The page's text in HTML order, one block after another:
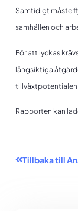
Samtidigt måste
samhällen och
För att lyckas
långsiktiga
tillväxtpotentialen
Rapporten kan
Tillbaka till